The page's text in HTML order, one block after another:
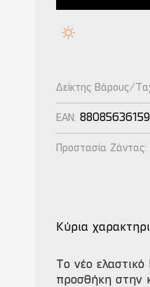
Δείκτης Βάρους/
EAN:
Προστασία Ζάντας:
Κύρια
Το νέο ελαστικό
προσθήκη στην